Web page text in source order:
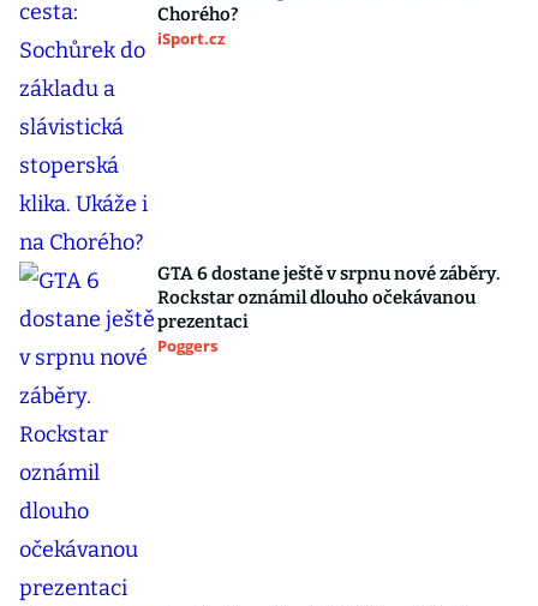
Chorého?
iSport.cz
GTA 6 dostane ještě v srpnu nové záběry.
Rockstar oznámil dlouho očekávanou
prezentaci
Poggers